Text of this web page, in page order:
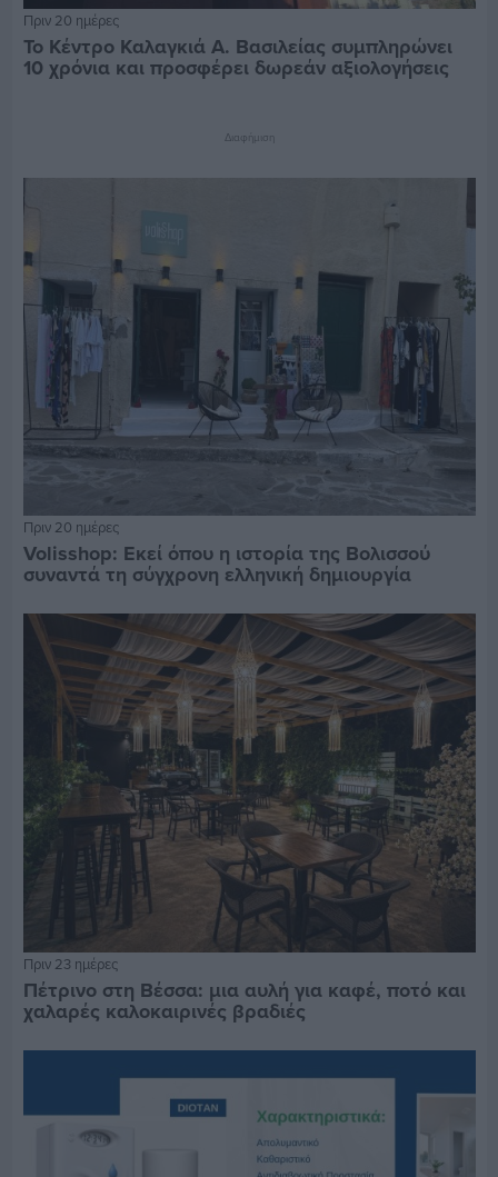
Πριν 20 ημέρες
Το Κέντρο Καλαγκιά Α. Βασιλείας συμπληρώνει
10 χρόνια και προσφέρει δωρεάν αξιολογήσεις
Διαφήμιση
Πριν 20 ημέρες
Volisshop: Εκεί όπου η ιστορία της Βολισσού
συναντά τη σύγχρονη ελληνική δημιουργία
Πριν 23 ημέρες
Πέτρινο στη Βέσσα: μια αυλή για καφέ, ποτό και
χαλαρές καλοκαιρινές βραδιές